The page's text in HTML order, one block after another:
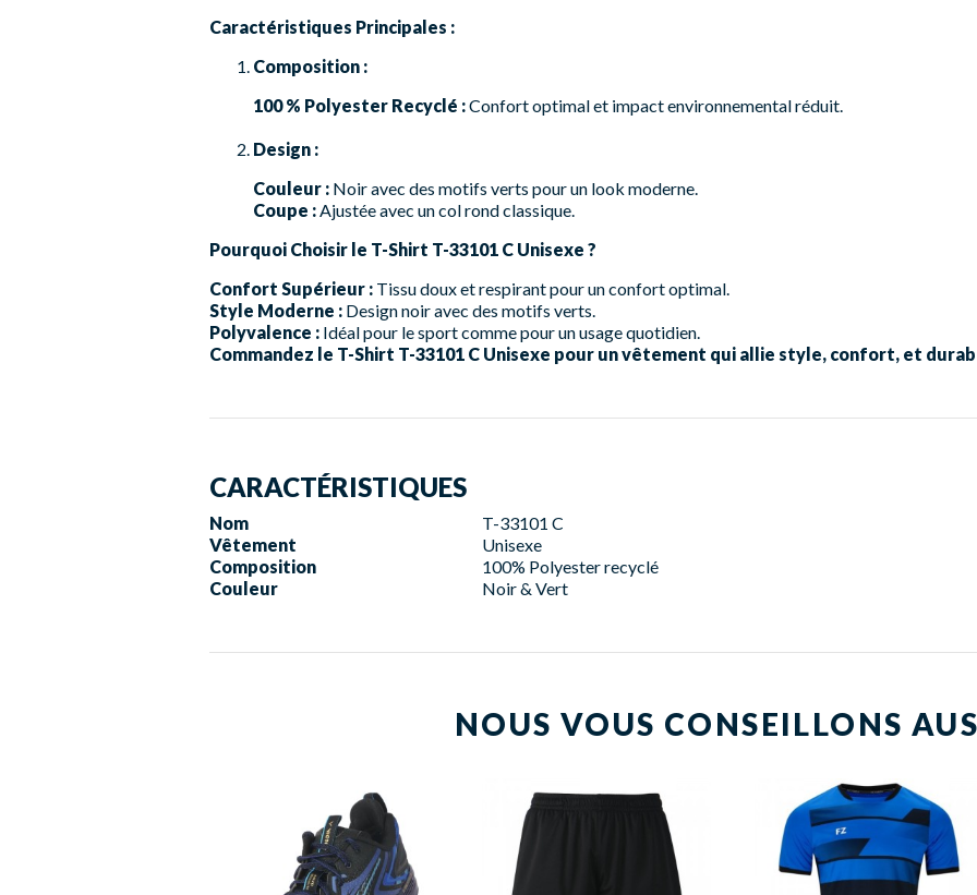
Caractéristiques Principales :
Composition :
100 % Polyester Recyclé :Confort optimal et impact environnemental réduit.
Design :
Couleur : Noir avec des motifs verts pour un look moderne.
Coupe :Ajustée avec un col rond classique.
Pourquoi Choisir le T-Shirt T-33101 C Unisexe ?
Confort Supérieur : Tissu doux et respirant pour un confort optimal.
Style Moderne : Design noir avec des motifs verts.
Polyvalence : Idéal pour le sport comme pour un usage quotidien.
Commandez le T-Shirt T-33101 C Unisexe pour un vêtement qui allie style, confort, et
CARACTÉRISTIQUES
Nom
T-33101 C
Vêtement
Unisexe
Composition
100% Polyester recyclé
Couleur
Noir & Vert
NOUS VOUS CONSEILLONS